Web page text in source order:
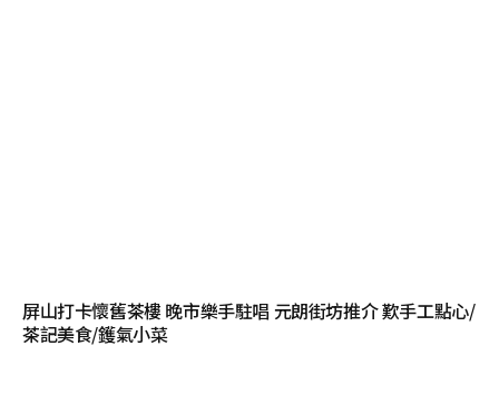
屏山打卡懷舊茶樓 晚市樂手駐唱 元朗街坊推介 歎手工點心/
茶記美食/鑊氣小菜